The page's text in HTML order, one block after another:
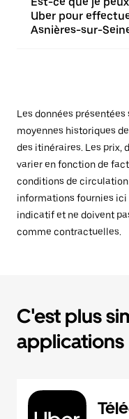
Uber pour
Asnières-sur-
Les données
moyennes historiques
des itinéraires. Les prix,
varier en fonction de
conditions de circulation
informations fournies ici
indicatif et ne doivent
comme contractuelles.
C'est plus
applications